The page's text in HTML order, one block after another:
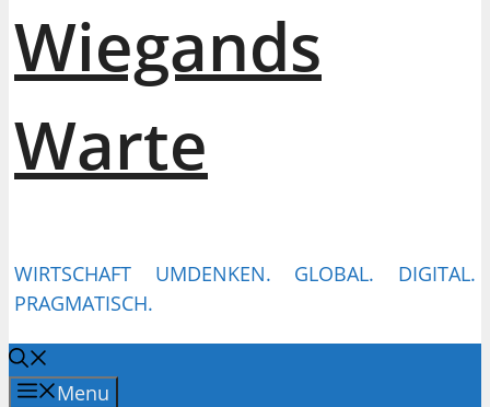
Wiegands
Warte
WIRTSCHAFT UMDENKEN. GLOBAL. DIGITAL.
PRAGMATISCH.
Menu